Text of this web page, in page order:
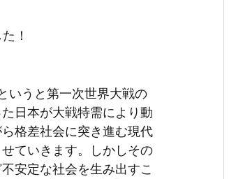
！
いうと第一次世界大戦の
日本が大戦特需により動
格差社会に突き進む現代
ていきます。しかしその
安定な社会を生み出すこ